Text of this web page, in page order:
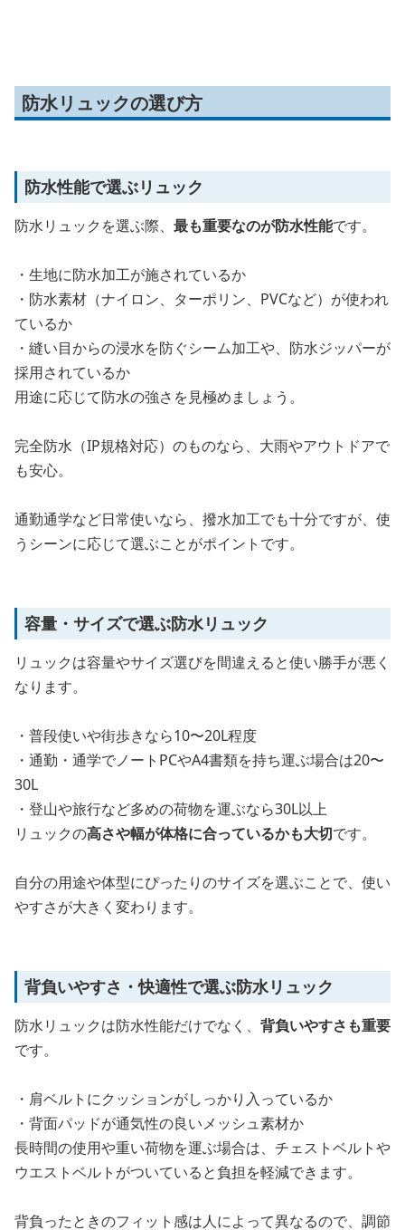
防水リュックの選び方
防水性能で選ぶリュック
防水リュックを選ぶ際、 最も重要なのが防水性能です。
・生地に防水加工が施されているか
・防水素材（ナイロン、ターポリン、PVCなど）が使われ
ているか
・縫い目からの浸水を防ぐシーム加工や、防水ジッパーが
採用されているか
用途に応じて防水の強さを見極めましょう。
完全防水（IP規格対応）のものなら、大雨やアウトドアで
も安心。
通勤通学など日常使いなら、撥水加工でも十分ですが、使
うシーンに応じて選ぶことがポイントです。
容量・サイズで選ぶ防水リュック
リュックは容量やサイズ選びを間違えると使い勝手が悪く
なります。
・普段使いや街歩きなら10〜20L程度
・通勤・通学でノートPCやA4書類を持ち運ぶ場合は20〜
30L
・登山や旅行など多めの荷物を運ぶなら30L以上
リュックの高さや幅が体格に合っているかも大切です。
自分の用途や体型にぴったりのサイズを選ぶことで、使い
やすさが大きく変わります。
背負いやすさ・快適性で選ぶ防水リュック
防水リュックは防水性能だけでなく、 背負いやすさも重要
です。
・肩ベルトにクッションがしっかり入っているか
・背面パッドが通気性の良いメッシュ素材か
長時間の使用や重い荷物を運ぶ場合は、チェストベルトや
ウエストベルトがついていると負担を軽減できます。
背負ったときのフィット感は人によって異なるので、調節